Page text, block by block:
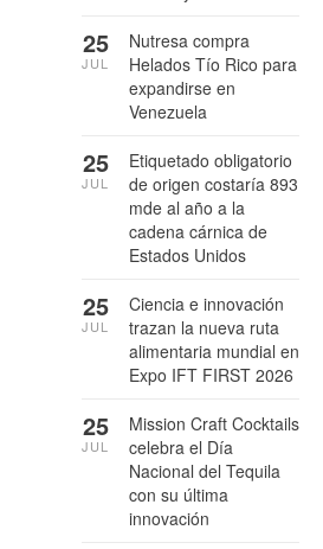
Nutresa compra
Helados Tío Rico para
expandirse en
Venezuela
25
JUL
Etiquetado obligatorio
de origen costaría 893
mde al año a la
cadena cárnica de
Estados Unidos
25
JUL
Ciencia e innovación
trazan la nueva ruta
alimentaria mundial en
Expo IFT FIRST 2026
25
JUL
Mission Craft Cocktails
celebra el Día
Nacional del Tequila
con su última
innovación
25
JUL